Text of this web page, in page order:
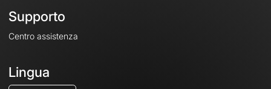
Supporto
Centro assistenza
Lingua